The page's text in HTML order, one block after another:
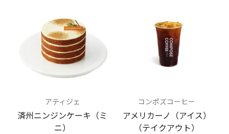
アティジェ
済州ニンジンケーキ（ミ
ニ）
コンポズコーヒー
アメリカーノ（アイス）
（テイクアウト）